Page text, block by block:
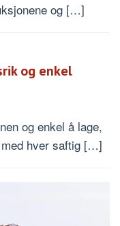
og […]
og enkel
og enkel å lage,
hver saftig […]